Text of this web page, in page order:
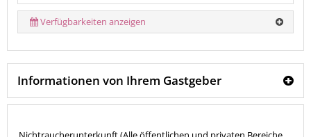
Verfügbarkeiten anzeigen
Informationen von Ihrem Gastgeber